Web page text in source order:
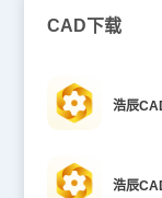
CAD下载
浩辰
浩辰